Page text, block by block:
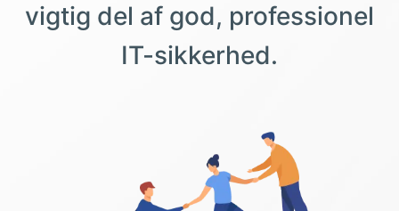
vigtig del af god, professionel
IT-sikkerhed.